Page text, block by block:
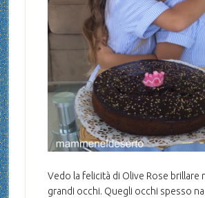
Vedo la felicità di Olive Rose brillare
grandi occhi. Quegli occhi spesso